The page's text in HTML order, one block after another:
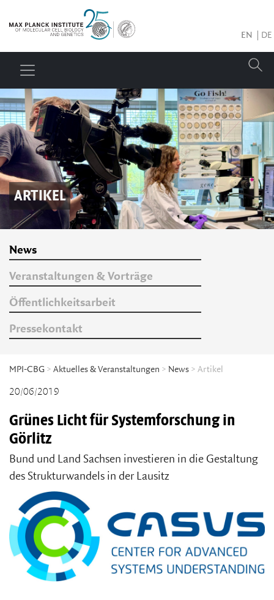
EN DE
ARTIKEL
News
Veranstaltungen & Vorträge
Öffentlichkeitsarbeit
Pressekontakt
MPI-CBG > Aktuelles & Veranstaltungen > News > Artikel
20/06/2019
Grünes Licht für Systemforschung in
Görlitz
Bund und Land Sachsen investieren in die Gestaltung
des Strukturwandels in der Lausitz